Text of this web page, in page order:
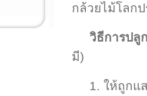
กล้วยไม้โลก
วิธีการปลู
มี)
1. ให้ถูกแ